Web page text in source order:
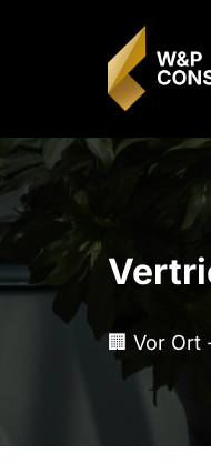
🏢 Vor Ort
Social Media